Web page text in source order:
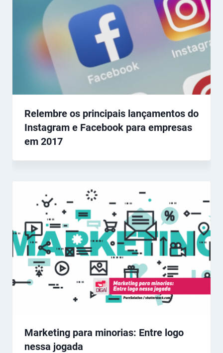
Relembre os principais lançamentos do
Instagram e Facebook para empresas
em 2017
Marketing para minorias: Entre logo
nessa jogada